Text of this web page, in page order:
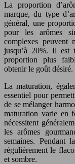
La proportion
marque, du type
général, une
pour les arômes
complexes peuvent
jusqu’à 20%. Il est
proportion plus
obtenir le goût
La maturation,
essentiel pour
de se mélanger
maturation varie en
nécessitent
les arômes
semaines. Pendant
régulièrement le
et sombre.